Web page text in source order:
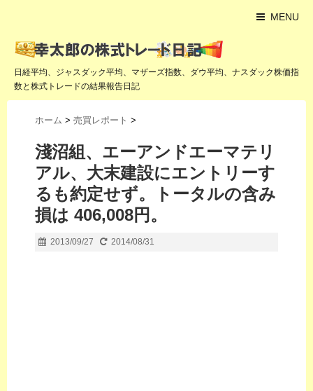
MENU
日経平均、ジャスダック平均、マザーズ指数、ダウ平均、ナスダック株価指
数と株式トレードの結果報告日記
ホーム > 売買レポート >
淺沼組、エーアンドエーマテリ
アル、大末建設にエントリーす
るも約定せず。トータルの含み
損は 406,008円。
2013/09/27 2014/08/31